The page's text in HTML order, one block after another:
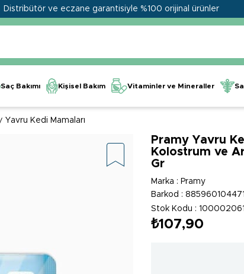
Distribütör ve eczane garantisiyle %100 orijinal ürünler
Saç Bakımı Kişisel Bakım Vitaminler ve Mineraller
Yavru Kedi Mamaları
Pramy Yavru
Kolostrum ve
Gr
Marka : Pramy
Barkod :
Stok Kodu
₺107,90